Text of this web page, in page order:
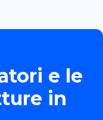
e le
in